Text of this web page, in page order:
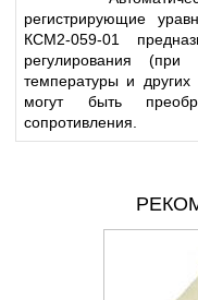
регистрирующие
КСМ2-059-01
регулирования (при
температуры и
могут быть
сопротивления.